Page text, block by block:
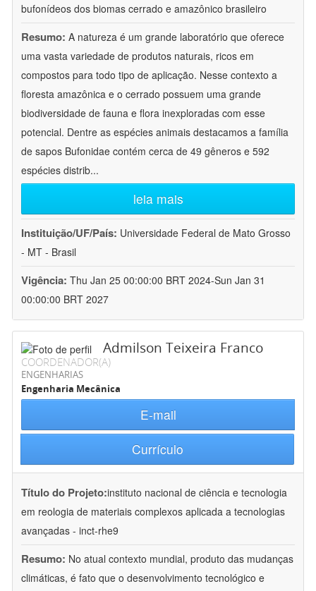
bufonídeos dos biomas cerrado e amazônico brasileiro
Resumo: A natureza é um grande laboratório que oferece
uma vasta variedade de produtos naturais, ricos em
compostos para todo tipo de aplicação. Nesse contexto a
floresta amazônica e o cerrado possuem uma grande
biodiversidade de fauna e flora inexploradas com esse
potencial. Dentre as espécies animais destacamos a família
de sapos Bufonidae contém cerca de 49 gêneros e 592
espécies distrib...
leia mais
Instituição/UF/País: Universidade Federal de Mato Grosso
- MT - Brasil
Vigência: Thu Jan 25 00:00:00 BRT 2024-Sun Jan 31
00:00:00 BRT 2027
Admilson Teixeira Franco
COORDENADOR(A)
ENGENHARIAS
Engenharia Mecânica
E-mail
Currículo
Título do Projeto:instituto nacional de ciência e tecnologia
em reologia de materiais complexos aplicada a tecnologias
avançadas - inct-rhe9
Resumo: No atual contexto mundial, produto das mudanças
climáticas, é fato que o desenvolvimento tecnológico e